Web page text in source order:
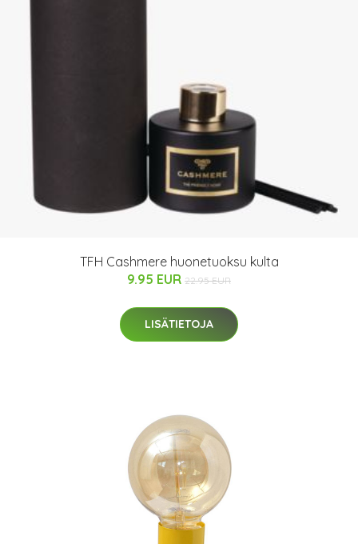
TFH Cashmere huonetuoksu kulta
9.95 EUR 22.95 EUR
LISÄTIETOJA